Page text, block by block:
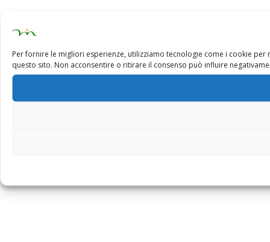
Per fornire le migliori esperienze, utilizziamo tecnologie come i cookie
questo sito. Non acconsentire o ritirare il consenso può influire